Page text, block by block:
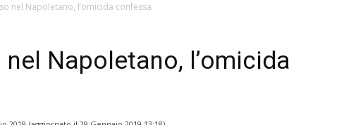
nel Napoletano, lʼomicida confessa
Napoletano, lʼomicida